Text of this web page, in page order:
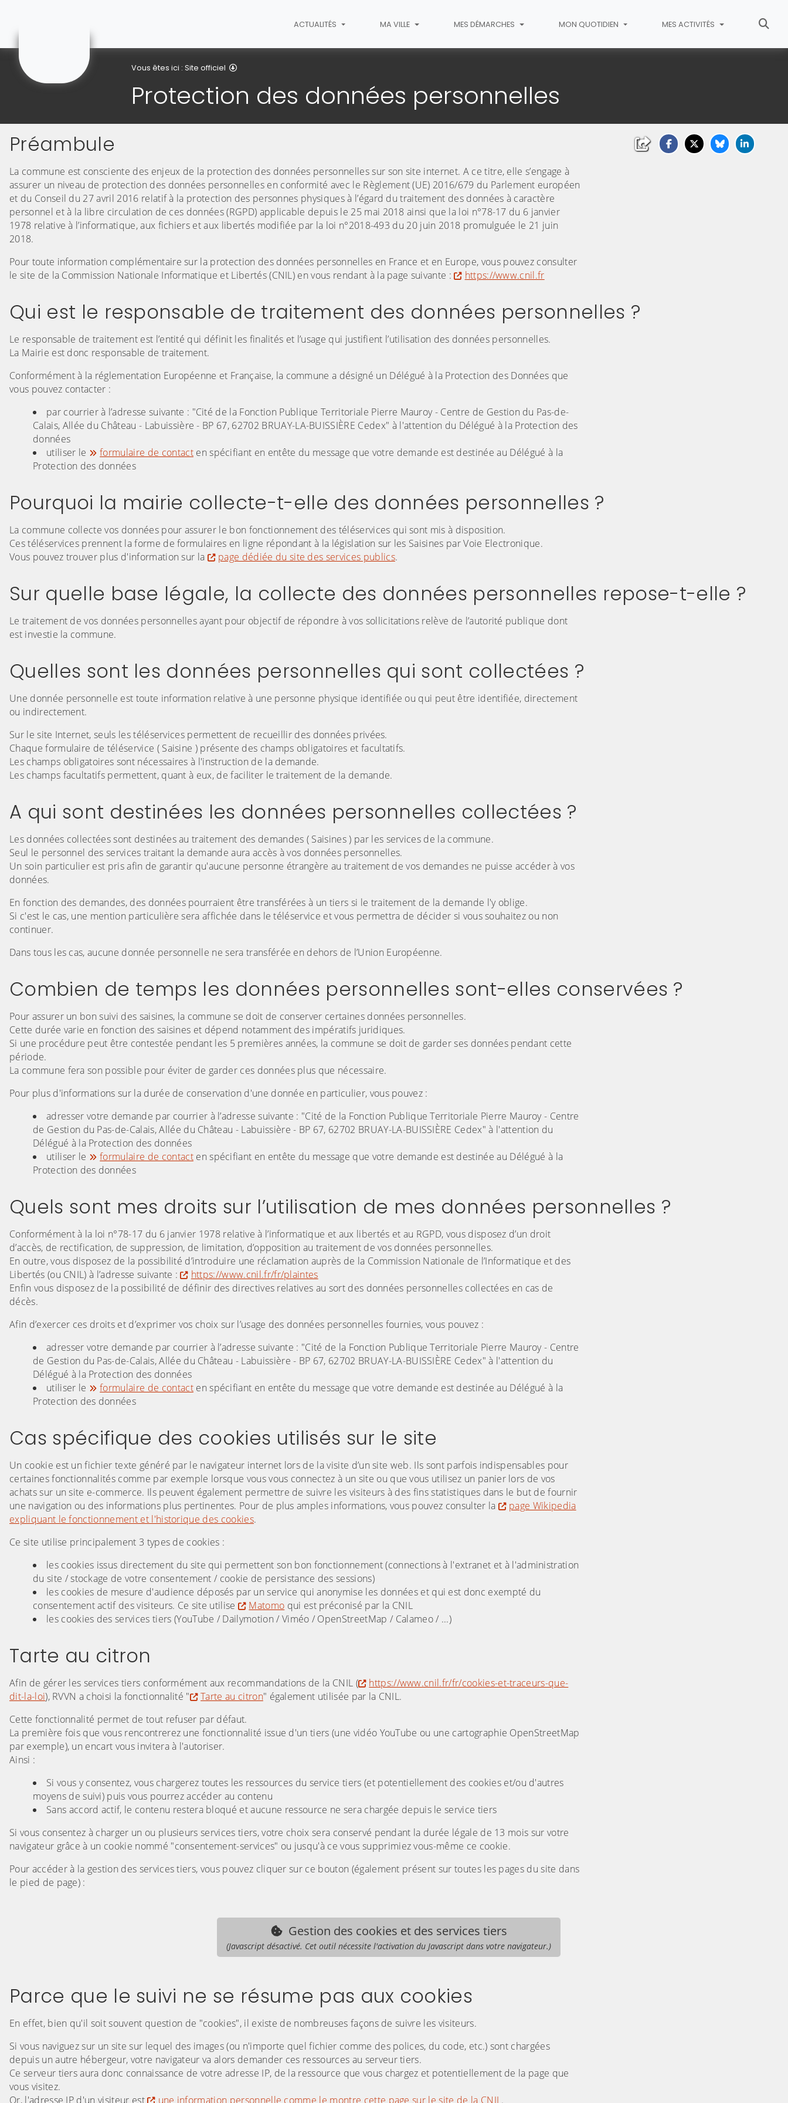
ACTUALITÉS MA VILLE MES DÉMARCHES MON QUOTIDIEN MES ACTIVITÉS
Vous êtes ici : Site officiel
Protection des données personnelles
Préambule
La commune est consciente des enjeux de la protection des données personnelles sur son site internet. A ce titre, elle s’engage à
assurer un niveau de protection des données personnelles en conformité avec le Règlement (UE) 2016/679 du Parlement européen
et du Conseil du 27 avril 2016 relatif à la protection des personnes physiques à l’égard du traitement des données à caractère
personnel et à la libre circulation de ces données (RGPD) applicable depuis le 25 mai 2018 ainsi que la loi n°78-17 du 6 janvier
1978 relative à l’informatique, aux fichiers et aux libertés modifiée par la loi n°2018-493 du 20 juin 2018 promulguée le 21 juin
2018.
Pour toute information complémentaire sur la protection des données personnelles en France et en Europe, vous pouvez consulter
le site de la Commission Nationale Informatique et Libertés (CNIL) en vous rendant à la page suivante :
https://www.cnil.fr
Qui est le responsable de traitement des données personnelles ?
Le responsable de traitement est l’entité qui définit les finalités et l’usage qui justifient l’utilisation des données personnelles.
La Mairie est donc responsable de traitement.
Conformément à la réglementation Européenne et Française, la commune a désigné un Délégué à la Protection des Données que
vous pouvez contacter :
par courrier à l’adresse suivante : "Cité de la Fonction Publique Territoriale Pierre Mauroy - Centre de Gestion du Pas-de-
Calais, Allée du Château - Labuissière - BP 67, 62702 BRUAY-LA-BUISSIÈRE Cedex" à l'attention du Délégué à la Protection des
données
utiliser le
formulaire de contacten spécifiant en entête du message que votre demande est destinée au Délégué à la
Protection des données
Pourquoi la mairie collecte-t-elle des données personnelles ?
La commune collecte vos données pour assurer le bon fonctionnement des téléservices qui sont mis à disposition.
Ces téléservices prennent la forme de formulaires en ligne répondant à la législation sur les Saisines par Voie Electronique.
Vous pouvez trouver plus d'information sur la
page dédiée du site des services publics.
Sur quelle base légale, la collecte des données personnelles repose-t-elle ?
Le traitement de vos données personnelles ayant pour objectif de répondre à vos sollicitations relève de l’autorité publique dont
est investie la commune.
Quelles sont les données personnelles qui sont collectées ?
Une donnée personnelle est toute information relative à une personne physique identifiée ou qui peut être identifiée, directement
ou indirectement.
Sur le site Internet, seuls les téléservices permettent de recueillir des données privées.
Chaque formulaire de téléservice ( Saisine ) présente des champs obligatoires et facultatifs.
Les champs obligatoires sont nécessaires à l'instruction de la demande.
Les champs facultatifs permettent, quant à eux, de faciliter le traitement de la demande.
A qui sont destinées les données personnelles collectées ?
Les données collectées sont destinées au traitement des demandes ( Saisines ) par les services de la commune.
Seul le personnel des services traitant la demande aura accès à vos données personnelles.
Un soin particulier est pris afin de garantir qu'aucune personne étrangère au traitement de vos demandes ne puisse accéder à vos
données.
En fonction des demandes, des données pourraient être transférées à un tiers si le traitement de la demande l'y oblige.
Si c'est le cas, une mention particulière sera affichée dans le téléservice et vous permettra de décider si vous souhaitez ou non
continuer.
Dans tous les cas, aucune donnée personnelle ne sera transférée en dehors de l’Union Européenne.
Combien de temps les données personnelles sont-elles conservées ?
Pour assurer un bon suivi des saisines, la commune se doit de conserver certaines données personnelles.
Cette durée varie en fonction des saisines et dépend notamment des impératifs juridiques.
Si une procédure peut être contestée pendant les 5 premières années, la commune se doit de garder ses données pendant cette
période.
La commune fera son possible pour éviter de garder ces données plus que nécessaire.
Pour plus d'informations sur la durée de conservation d'une donnée en particulier, vous pouvez :
adresser votre demande par courrier à l’adresse suivante : "Cité de la Fonction Publique Territoriale Pierre Mauroy - Centre
de Gestion du Pas-de-Calais, Allée du Château - Labuissière - BP 67, 62702 BRUAY-LA-BUISSIÈRE Cedex" à l'attention du
Délégué à la Protection des données
utiliser le
formulaire de contacten spécifiant en entête du message que votre demande est destinée au Délégué à la
Protection des données
Quels sont mes droits sur l’utilisation de mes données personnelles ?
Conformément à la loi n°78-17 du 6 janvier 1978 relative à l’informatique et aux libertés et au RGPD, vous disposez d’un droit
d’accès, de rectification, de suppression, de limitation, d’opposition au traitement de vos données personnelles.
En outre, vous disposez de la possibilité d’introduire une réclamation auprès de la Commission Nationale de l’Informatique et des
Libertés (ou CNIL) à l’adresse suivante :
https://www.cnil.fr/fr/plaintes
Enfin vous disposez de la possibilité de définir des directives relatives au sort des données personnelles collectées en cas de
décès.
Afin d’exercer ces droits et d’exprimer vos choix sur l’usage des données personnelles fournies, vous pouvez :
adresser votre demande par courrier à l’adresse suivante : "Cité de la Fonction Publique Territoriale Pierre Mauroy - Centre
de Gestion du Pas-de-Calais, Allée du Château - Labuissière - BP 67, 62702 BRUAY-LA-BUISSIÈRE Cedex" à l'attention du
Délégué à la Protection des données
utiliser le
formulaire de contacten spécifiant en entête du message que votre demande est destinée au Délégué à la
Protection des données
Cas spécifique des cookies utilisés sur le site
Un cookie est un fichier texte généré par le navigateur internet lors de la visite d’un site web. Ils sont parfois indispensables pour
certaines fonctionnalités comme par exemple lorsque vous vous connectez à un site ou que vous utilisez un panier lors de vos
achats sur un site e-commerce. Ils peuvent également permettre de suivre les visiteurs à des fins statistiques dans le but de fournir
une navigation ou des informations plus pertinentes. Pour de plus amples informations, vous pouvez consulter la
page Wikipedia
expliquant le fonctionnement et l'historique des cookies.
Ce site utilise principalement 3 types de cookies :
les cookies issus directement du site qui permettent son bon fonctionnement (connections à l'extranet et à l'administration
du site / stockage de votre consentement / cookie de persistance des sessions)
les cookies de mesure d'audience déposés par un service qui anonymise les données et qui est donc exempté du
consentement actif des visiteurs. Ce site utilise
Matomo qui est préconisé par la CNIL
les cookies des services tiers (YouTube / Dailymotion / Viméo / OpenStreetMap / Calameo / ...)
Tarte au citron
Afin de gérer les services tiers conformément aux recommandations de la CNIL (
https://www.cnil.fr/fr/cookies-et-traceurs-que-
dit-la-loi), RVVN a choisi la fonctionnalité " Tarte au citron" également utilisée par la CNIL.
Cette fonctionnalité permet de tout refuser par défaut.
La première fois que vous rencontrerez une fonctionnalité issue d'un tiers (une vidéo YouTube ou une cartographie OpenStreetMap
par exemple), un encart vous invitera à l'autoriser.
Ainsi :
Si vous y consentez, vous chargerez toutes les ressources du service tiers (et potentiellement des cookies et/ou d'autres
moyens de suivi) puis vous pourrez accéder au contenu
Sans accord actif, le contenu restera bloqué et aucune ressource ne sera chargée depuis le service tiers
Si vous consentez à charger un ou plusieurs services tiers, votre choix sera conservé pendant la durée légale de 13 mois sur votre
navigateur grâce à un cookie nommé "consentement-services" ou jusqu'à ce vous supprimiez vous-même ce cookie.
Pour accéder à la gestion des services tiers, vous pouvez cliquer sur ce bouton (également présent sur toutes les pages du site dans
le pied de page) :
Gestion des cookies et des services tiers
(Javascript désactivé. Cet outil nécessite l'activation du Javascript dans votre navigateur.)
Parce que le suivi ne se résume pas aux cookies
En effet, bien qu'il soit souvent question de "cookies", il existe de nombreuses façons de suivre les visiteurs.
Si vous naviguez sur un site sur lequel des images (ou n'importe quel fichier comme des polices, du code, etc.) sont chargées
depuis un autre hébergeur, votre navigateur va alors demander ces ressources au serveur tiers.
Ce serveur tiers aura donc connaissance de votre adresse IP, de la ressource que vous chargez et potentiellement de la page que
vous visitez.
Or, l'adresse IP d'un visiteur est
une information personnelle comme le montre cette page sur le site de la CNIL .